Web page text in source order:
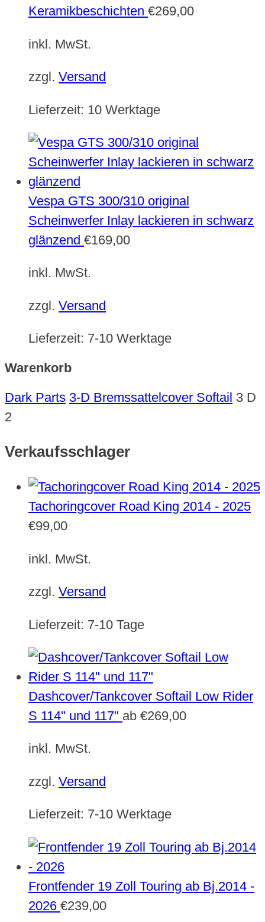
Keramikbeschichten €269,00
inkl. MwSt.
zzgl. Versand
Lieferzeit: 10 Werktage
Vespa GTS 300/310 original
Scheinwerfer Inlay lackieren in schwarz
glänzend €169,00
inkl. MwSt.
zzgl. Versand
Lieferzeit: 7-10 Werktage
Warenkorb
Dark Parts 3-D Bremssattelcover Softail 3 D
2
Verkaufsschlager
Tachoringcover Road King 2014 - 2025
€99,00
inkl. MwSt.
zzgl. Versand
Lieferzeit: 7-10 Tage
Dashcover/Tankcover Softail Low Rider
S 114" und 117" ab €269,00
inkl. MwSt.
zzgl. Versand
Lieferzeit: 7-10 Werktage
Frontfender 19 Zoll Touring ab Bj.2014 -
2026 €239,00